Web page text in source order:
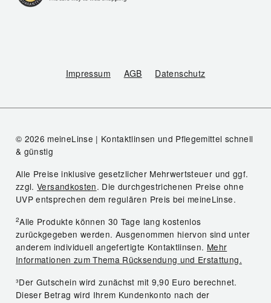
Impressum AGB Datenschutz
© 2026 meineLinse | Kontaktlinsen und Pflegemittel schnell
& günstig
Alle Preise inklusive gesetzlicher Mehrwertsteuer und ggf.
zzgl.Versandkosten. Die durchgestrichenen Preise ohne
UVP entsprechen dem regulären Preis bei meineLinse.
2Alle Produkte können 30 Tage lang kostenlos
zurückgegeben werden. Ausgenommen hiervon sind unter
anderem individuell angefertigte Kontaktlinsen. Mehr
Informationen zum Thema Rücksendung und Erstattung.
³Der Gutschein wird zunächst mit 9,90 Euro berechnet.
Dieser Betrag wird Ihrem Kundenkonto nach der